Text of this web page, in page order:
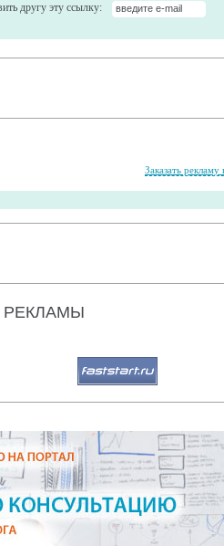
другу эту ссылку:
Заказать рекламу
РЕКЛАМЫ